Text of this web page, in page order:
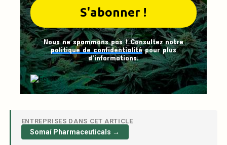
Nous ne spammons pas ! Consultez notre
politique de confidentialitépour plus
d’informations.
ENTREPRISES DANS CET ARTICLE
Somaí Pharmaceuticals →